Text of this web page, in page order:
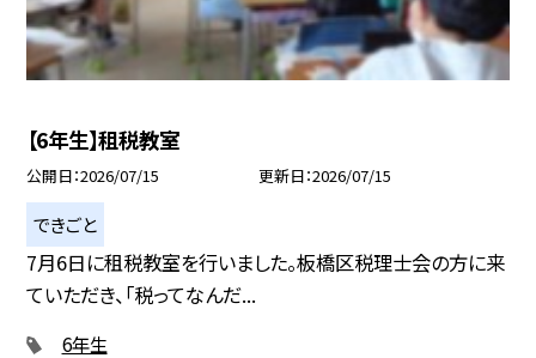
【6年生】租税教室
公開日 2026/07/15 更新日 2026/07/15
できごと
7月6日に租税教室を行いました。板橋区税理士会の方に来
ていただき、「税ってなんだ...
6年生